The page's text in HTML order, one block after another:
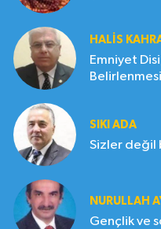
HALIS
Emniyet
SIKI ADA
Sizler değil
NURULLAH